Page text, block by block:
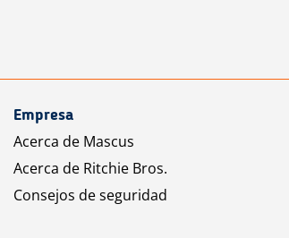
Empresa
Acerca de Mascus
Acerca de Ritchie Bros.
Consejos de seguridad